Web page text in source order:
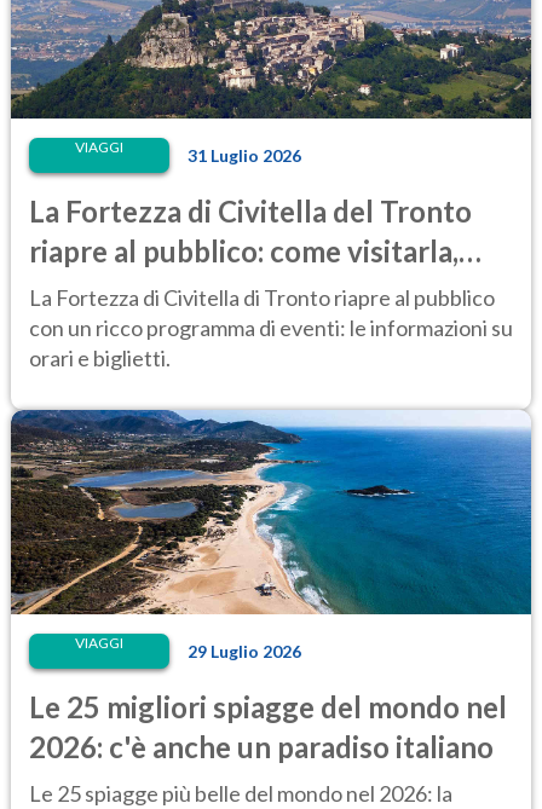
VIAGGI 31 Luglio 2026
La Fortezza di Civitella del Tronto
riapre al pubblico: come visitarla,
anche di notte
La Fortezza di Civitella di Tronto riapre al pubblico
con un ricco programma di eventi: le informazioni su
orari e biglietti.
VIAGGI 29 Luglio 2026
Le 25 migliori spiagge del mondo nel
2026: c'è anche un paradiso italiano
Le 25 spiagge più belle del mondo nel 2026: la